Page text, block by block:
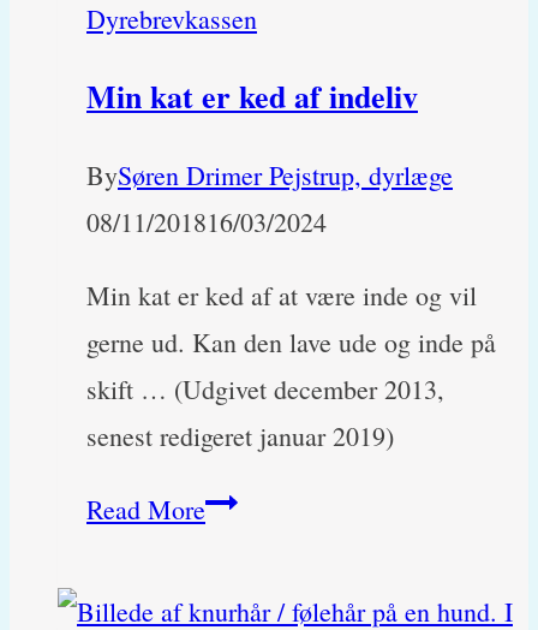
syndrom?
billeder)
Dyrebrevkassen
Min kat er ked af indeliv
BySøren Drimer Pejstrup, dyrlæge
08/11/201816/03/2024
Min kat er ked af at være inde og vil
gerne ud. Kan den lave ude og inde på
skift … (Udgivet december 2013,
senest redigeret januar 2019)
Read MoreMin
er